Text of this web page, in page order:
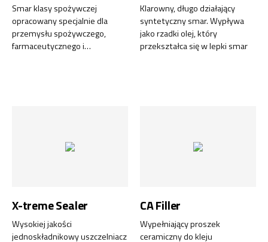
Smar klasy spożywczej
opracowany specjalnie dla
przemysłu spożywczego,
farmaceutycznego i
Klarowny, długo działający
syntetyczny smar. Wypływa
jako rzadki olej, który
przekształca się w lepki smar
X-treme Sealer
Wysokiej jakości
jednoskładnikowy uszczelniacz
CA Filler
Wypełniający proszek
ceramiczny do kleju